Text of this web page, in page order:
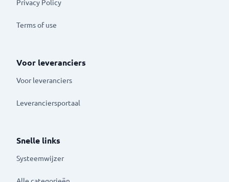
Terms of use
Voor leveranciers
Voor leveranciers
Leveranciersportaal
Snelle links
Systeemwijzer